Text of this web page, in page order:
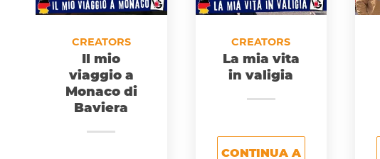
CREATORS
Il mio
viaggio a
Monaco di
Baviera
CREATORS
La mia vita
in valigia
CONTINUA A